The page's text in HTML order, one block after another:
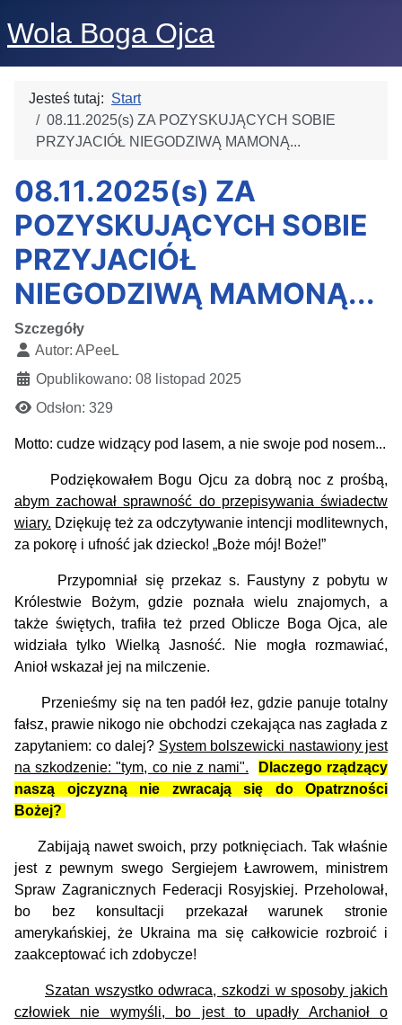
Wola Boga Ojca
Jesteś tutaj: Start
08.11.2025(s) ZA POZYSKUJĄCYCH SOBIE
PRZYJACIÓŁ NIEGODZIWĄ MAMONĄ...
08.11.2025(s) ZA
POZYSKUJĄCYCH SOBIE
PRZYJACIÓŁ
NIEGODZIWĄ MAMONĄ...
Szczegóły
Autor: APeeL
Opublikowano: 08 listopad 2025
Odsłon: 329
Motto: cudze widzący pod lasem, a nie swoje pod nosem...
Podziękowałem Bogu Ojcu za dobrą noc z prośbą,
abym zachował sprawność do przepisywania świadectw
wiary. Dziękuję też za odczytywanie intencji modlitewnych,
za pokorę i ufność jak dziecko! „Boże mój! Boże!”
Przypomniał się przekaz s. Faustyny z pobytu w
Królestwie Bożym, gdzie poznała wielu znajomych, a
także świętych, trafiła też przed Oblicze Boga Ojca, ale
widziała tylko Wielką Jasność. Nie mogła rozmawiać,
Anioł wskazał jej na milczenie.
Przenieśmy się na ten padół łez, gdzie panuje totalny
fałsz, prawie nikogo nie obchodzi czekająca nas zagłada z
zapytaniem: co dalej? System bolszewicki nastawiony jest
na szkodzenie: "tym, co nie z nami".
Dlaczego rządzący
naszą ojczyzną nie zwracają się do Opatrzności
Bożej?
Zabijają nawet swoich, przy potknięciach. Tak właśnie
jest z pewnym swego Sergiejem Ławrowem, ministrem
Spraw Zagranicznych Federacji Rosyjskiej. Przeholował,
bo bez konsultacji przekazał warunek stronie
amerykańskiej, że Ukraina ma się całkowicie rozbroić i
zaakceptować ich zdobycze!
Szatan wszystko odwraca, szkodzi w sposoby jakich
człowiek nie wymyśli, bo jest to upadły Archanioł o